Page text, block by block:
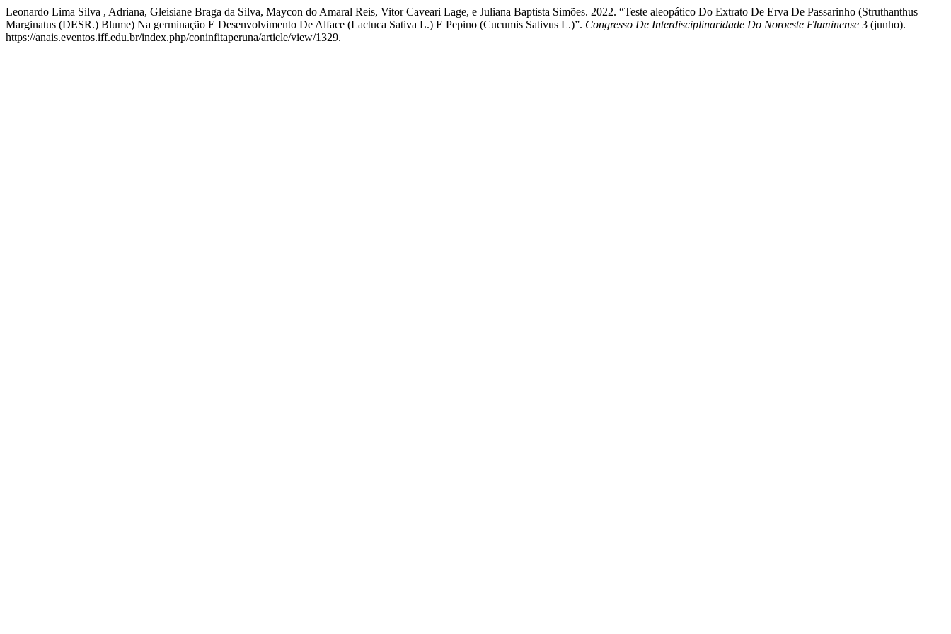
Leonardo Lima Silva , Adriana, Gleisiane Braga da Silva, Maycon do Amaral Reis, Vitor Caveari Lage, e Juliana Baptista Simões. 2022. “Teste aleopático Do Extrato De Erva De Passarinho (Struthanthus
Marginatus (DESR.) Blume) Na germinação E Desenvolvimento De Alface (Lactuca Sativa L.) E Pepino (Cucumis Sativus L.)”. Congresso De Interdisciplinaridade Do Noroeste Fluminense 3 (junho).
https://anais.eventos.iff.edu.br/index.php/coninfitaperuna/article/view/1329.